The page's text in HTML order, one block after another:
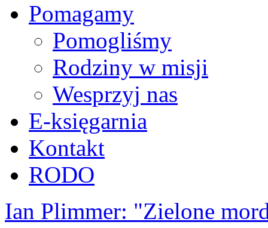
Pomagamy
Pomogliśmy
Rodziny w misji
Wesprzyj nas
E-księgarnia
Kontakt
RODO
Ian Plimmer: "Zielone